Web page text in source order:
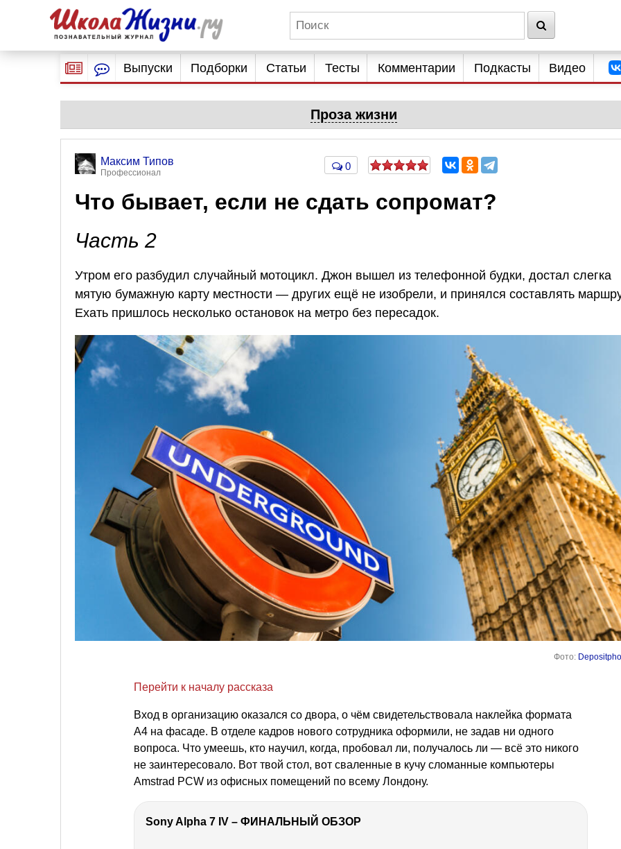
Выпуски Подборки Статьи Тесты Комментарии Подкасты Видео
Проза жизни
Максим Типов
Профессионал
0
Что бывает, если не сдать сопромат?
Часть 2
Утром его разбудил случайный мотоцикл. Джон вышел из телефонной будки, достал слегка
мятую бумажную карту местности — других ещё не изобрели, и принялся составлять
Ехать пришлось несколько остановок на метро без пересадок.
Фото:
Перейти к началу рассказа
Вход в организацию оказался со двора, о чём свидетельствовала наклейка формата
А4 на фасаде. В отделе кадров нового сотрудника оформили, не задав ни одного
вопроса. Что умеешь, кто научил, когда, пробовал ли, получалось ли — всё это никого
не заинтересовало. Вот твой стол, вот сваленные в кучу сломанные компьютеры
Amstrad PCW из офисных помещений по всему Лондону.
Sony Alpha 7 IV – ФИНАЛЬНЫЙ ОБЗОР